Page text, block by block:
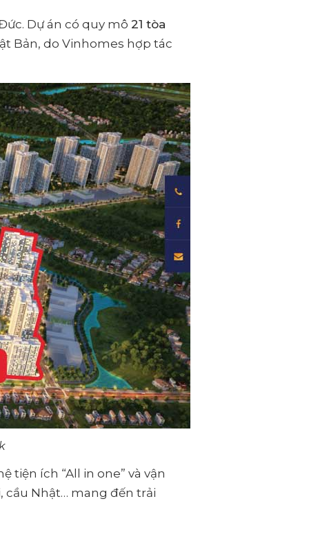
Dự án có quy mô 21 tòa
Bản, do Vinhomes hợp tác
ích “All in one” và vận
cầu Nhật… mang đến trải